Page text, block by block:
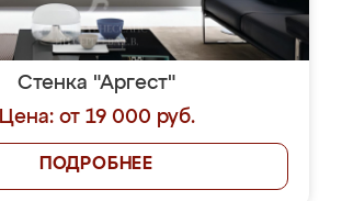
Стенка "Аргест"
Цена: от 19 000 руб.
ПОДРОБНЕЕ